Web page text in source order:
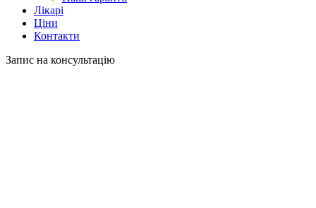
Лікарі
Ціни
Контакти
Запис на консультацію